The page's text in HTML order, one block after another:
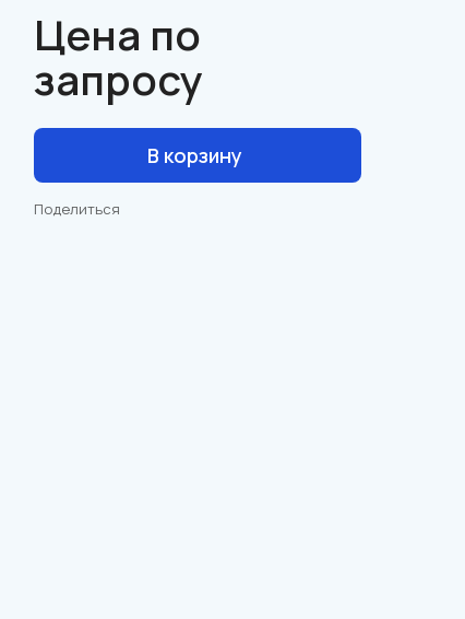
Цена по
запросу
В корзину
Поделиться